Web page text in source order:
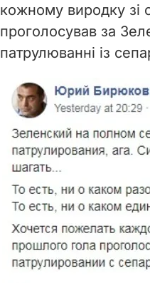
кожному виродку зі
проголосував за
патрулюванні із